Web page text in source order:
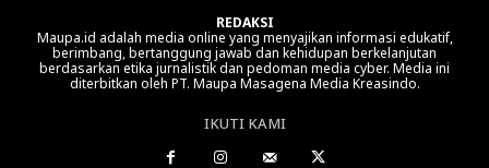
REDAKSI
Maupa.id adalah media online yang menyajikan informasi edukatif,
berimbang, bertanggung jawab dan kehidupan berkelanjutan
berdasarkan etika jurnalistik dan pedoman media cyber. Media ini
diterbitkan oleh PT. Maupa Masagena Media Kreasindo.
IKUTI KAMI